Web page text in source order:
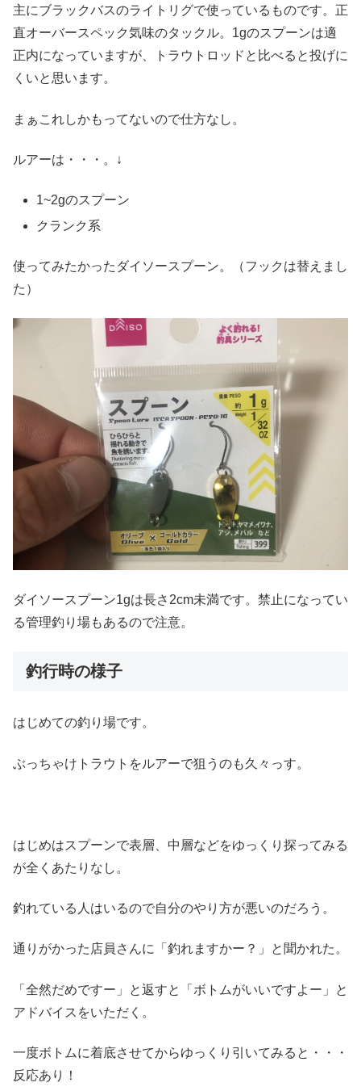
主にブラックバスのライトリグで使っているものです。正
直オーバースペック気味のタックル。1gのスプーンは適
正内になっていますが、トラウトロッドと比べると投げに
くいと思います。
まぁこれしかもってないので仕方なし。
ルアーは・・・。↓
1~2gのスプーン
クランク系
使ってみたかったダイソースプーン。（フックは替えまし
た）
ダイソースプーン1gは長さ2cm未満です。禁止になってい
る管理釣り場もあるので注意。
釣行時の様子
はじめての釣り場です。
ぶっちゃけトラウトをルアーで狙うのも久々っす。
はじめはスプーンで表層、中層などをゆっくり探ってみる
が全くあたりなし。
釣れている人はいるので自分のやり方が悪いのだろう。
通りがかった店員さんに「釣れますかー？」と聞かれた。
「全然だめですー」と返すと「ボトムがいいですよー」と
アドバイスをいただく。
一度ボトムに着底させてからゆっくり引いてみると・・・
反応あり！